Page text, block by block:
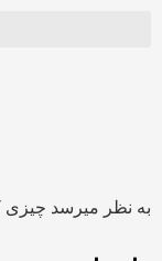
به نظر میرسد چیزی